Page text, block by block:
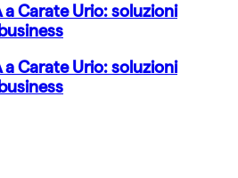
Carate Urio: soluzioni
Carate Urio: soluzioni